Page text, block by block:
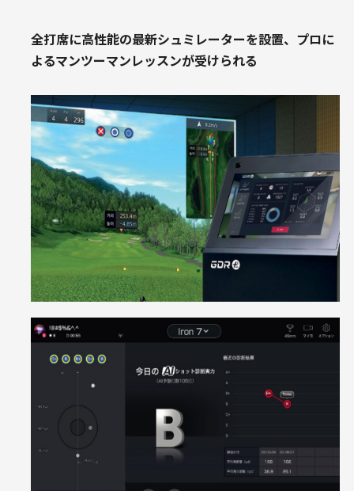
全打席に高性能の最新シュミレーターを設置、プロに
よるマンツーマンレッスンが受けられる